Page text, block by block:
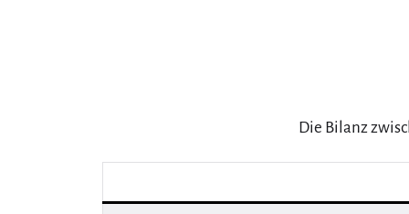
Die Bilanz